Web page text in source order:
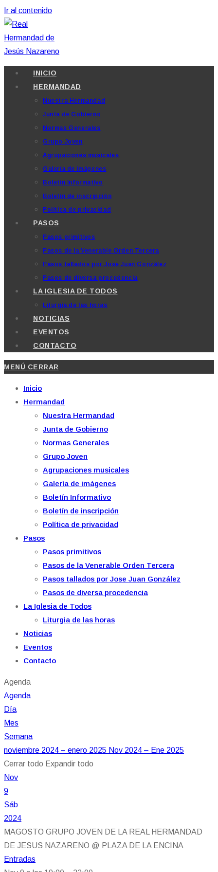
Ir al contenido
INICIO
HERMANDAD
Nuestra Hermandad
Junta de Gobierno
Normas Generales
Grupo Joven
Agrupaciones musicales
Galería de imágenes
Boletín Informativo
Boletín de inscripción
Política de privacidad
PASOS
Pasos primitivos
Pasos de la Venerable Orden Tercera
Pasos tallados por Jose Juan González
Pasos de diversa procedencia
LA IGLESIA DE TODOS
Liturgia de las horas
NOTICIAS
EVENTOS
CONTACTO
MENÚ CERRAR
Inicio
Hermandad
Nuestra Hermandad
Junta de Gobierno
Normas Generales
Grupo Joven
Agrupaciones musicales
Galería de imágenes
Boletín Informativo
Boletín de inscripción
Política de privacidad
Pasos
Pasos primitivos
Pasos de la Venerable Orden Tercera
Pasos tallados por Jose Juan González
Pasos de diversa procedencia
La Iglesia de Todos
Liturgia de las horas
Noticias
Eventos
Contacto
Agenda
Agenda
Día
Mes
Semana
noviembre 2024 – enero 2025 Nov 2024 – Ene 2025
Cerrar todo Expandir todo
Nov
9
Sáb
2024
MAGOSTO GRUPO JOVEN DE LA REAL HERMANDAD
DE JESUS NAZARENO @ PLAZA DE LA ENCINA
Entradas